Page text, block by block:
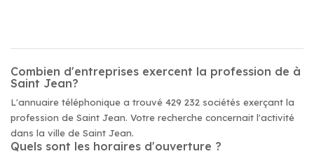
Combien d'entreprises exercent la profession de à
Saint Jean?
L'annuaire téléphonique a trouvé 429 232 sociétés exerçant la
profession de Saint Jean. Votre recherche concernait l'activité
dans la ville de Saint Jean.
Quels sont les horaires d'ouverture ?